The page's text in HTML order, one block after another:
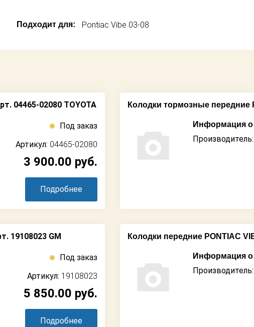
Подходит для: Pontiac Vibe 03-08
04465-02080 TOYOTA
Под заказ
Артикул: 04465-02080
3 900.00 руб.
Подробнее
Колодки тормозные передние
Информация о
Производитель:
19108023 GM
Под заказ
Артикул: 19108023
5 850.00 руб.
Подробнее
Колодки передние PONTIAC
Информация о
Производитель: